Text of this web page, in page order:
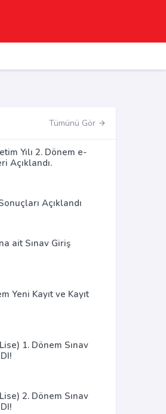
Tümünü Gör
Yılı 2. Dönem e-
Açıklandı.
Açıklandı
ait Sınav Giriş
Yeni Kayıt ve Kayıt
1. Dönem Sınav
2. Dönem Sınav